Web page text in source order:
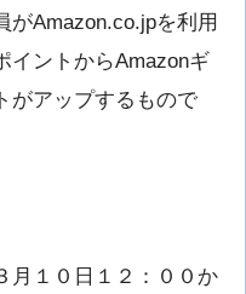
がAmazon.co.jpを利用
イントからAmazonギ
がアップするもので
月１０日１２：００か